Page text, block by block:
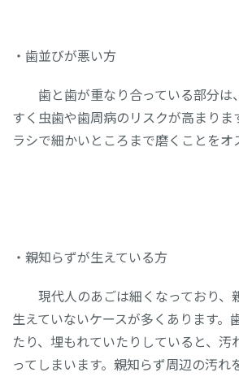
・歯並びが悪い方
歯と歯が重なり合っている部分は
すく虫歯や歯周病のリスクが高まりま
ラシで細かいところまで磨くことをオ
・親知らずが生えている方
現代人のあごは細くなっており、
生えていないケースが多くあります。
たり、埋もれていたりしていると、汚
ってしまいます。親知らず周辺の汚れ